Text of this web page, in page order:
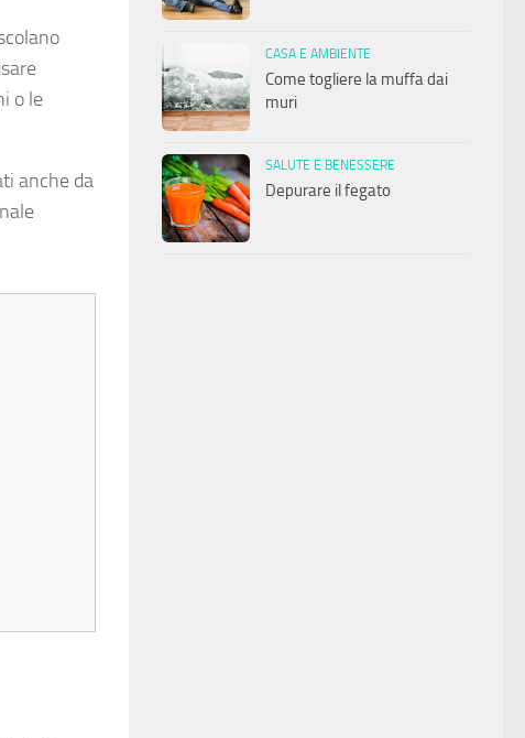
o le
anche da
CASA E AMBIENTE
Come togliere la muffa dai
muri
SALUTE E BENESSERE
Depurare il fegato